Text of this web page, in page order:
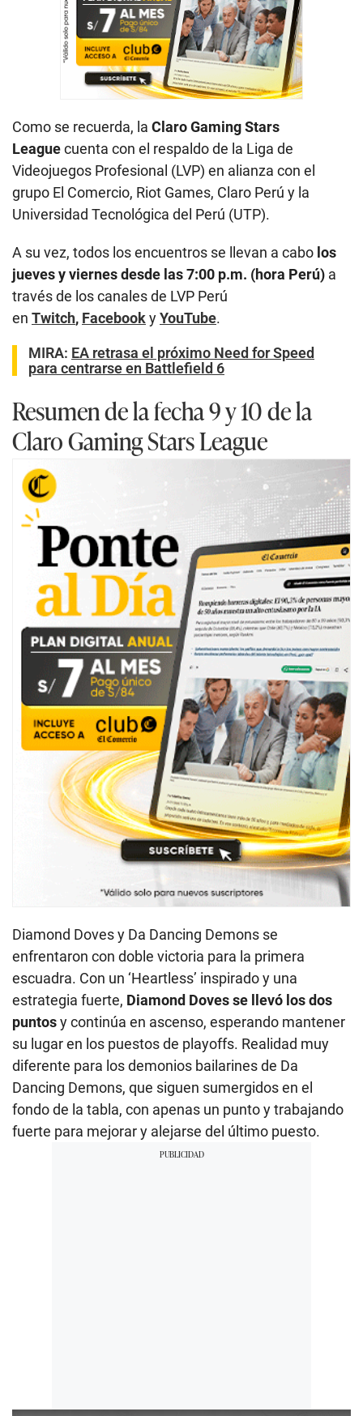
Como se recuerda, la Claro Gaming Stars
Leaguecuenta con el respaldo de la Liga de
Videojuegos Profesional (LVP) en alianza con el
grupo El Comercio, Riot Games, Claro Perú y la
Universidad Tecnológica del Perú (UTP).
A su vez, todos los encuentros se llevan a cabo los
jueves y viernes desde las 7:00 p.m. (hora Perú) a
través de los canales de LVP Perú
en Twitch, FacebookyYouTube.
MIRA: EA retrasa el próximo Need for Speed
para centrarse en Battlefield 6
Resumen de la fecha 9 y 10 de la
Claro Gaming Stars League
Diamond Doves y Da Dancing Demons se
enfrentaron con doble victoria para la primera
escuadra. Con un ‘Heartless’ inspirado y una
estrategia fuerte, Diamond Doves se llevó los dos
puntosy continúa en ascenso, esperando mantener
su lugar en los puestos de playoffs. Realidad muy
diferente para los demonios bailarines de Da
Dancing Demons, que siguen sumergidos en el
fondo de la tabla, con apenas un punto y trabajando
fuerte para mejorar y alejarse del último puesto.